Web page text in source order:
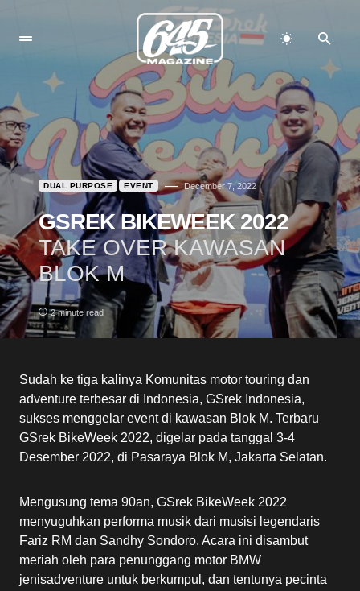
DUAL PURPOSE EVENT December 7, 2022
GSREK BIKEWEEK 2022
TAKE OVER KAWASAN
BLOK M
2 minute read
Sudah ke tiga kalinya Komunitas motor touring dan
adventure terbesar di Indonesia, GSrek Indonesia,
sukses menggelar event di kawasan Blok M. Terbaru
GSrek BikeWeek 2022, digelar pada tanggal 3-4
Desember 2022, di Pasaraya Blok M, Jakarta Selatan.
Mengusung tema 90an, GSrek BikeWeek 2022
menyuguhkan performa musik dari musisi legendaris
Fariz RM dan Sandhy Sondoro. Acara ini disambut
meriah oleh para penunggang motor BMW
jenisadventure untuk berkumpul, dan tentunya pecinta